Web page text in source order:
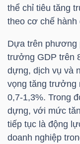
thể chỉ tiêu tăng
theo cơ chế hành
Dựa trên phương
trưởng GDP trên
dựng, dịch vụ và
vọng tăng trưởng
0,7-1,3%. Trong
dựng, với mức
tiếp tục là động
doanh nghiệp
CHÍNH
CÁ
PHÂN
TÍCH